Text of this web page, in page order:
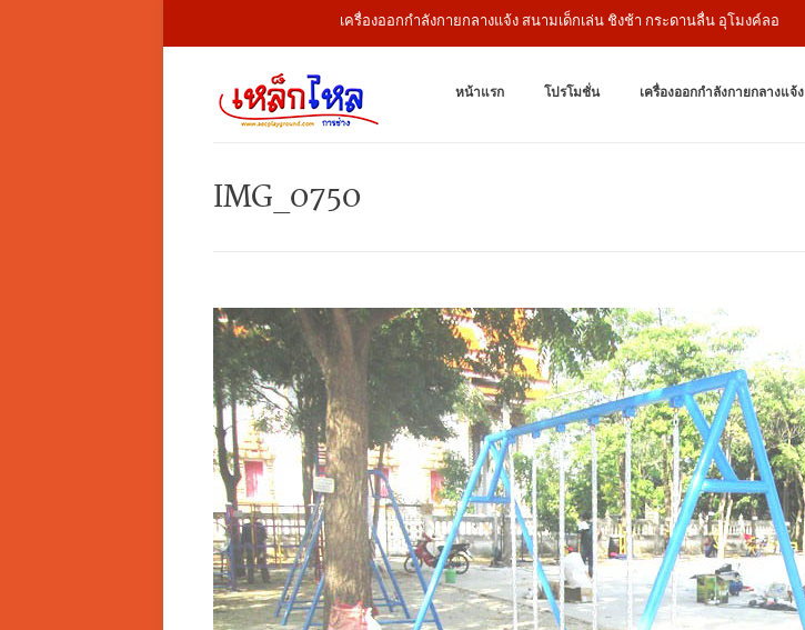
เครื่องออกกำลังกายกลางแจ้ง สนามเด็กเล่น ชิงช้า กระดานลื่น อุโมงค์ลอด
หน้าแรก โปรโมชั่น เครื่องออกกำลังกายกลางแจ้ง
IMG_0750